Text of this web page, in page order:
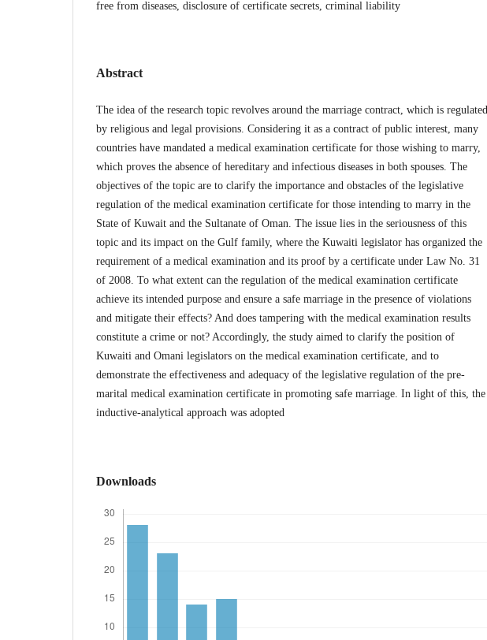
free from diseases, disclosure of certificate secrets, criminal liability
Abstract
The idea of the research topic revolves around the marriage contract, which is regulated
by religious and legal provisions. Considering it as a contract of public interest, many
countries have mandated a medical examination certificate for those wishing to marry,
which proves the absence of hereditary and infectious diseases in both spouses. The
objectives of the topic are to clarify the importance and obstacles of the legislative
regulation of the medical examination certificate for those intending to marry in the
State of Kuwait and the Sultanate of Oman. The issue lies in the seriousness of this
topic and its impact on the Gulf family, where the Kuwaiti legislator has organized the
requirement of a medical examination and its proof by a certificate under Law No. 31
of 2008. To what extent can the regulation of the medical examination certificate
achieve its intended purpose and ensure a safe marriage in the presence of violations
and mitigate their effects? And does tampering with the medical examination results
constitute a crime or not? Accordingly, the study aimed to clarify the position of
Kuwaiti and Omani legislators on the medical examination certificate, and to
demonstrate the effectiveness and adequacy of the legislative regulation of the pre-
marital medical examination certificate in promoting safe marriage. In light of this, the
inductive-analytical approach was adopted
Downloads